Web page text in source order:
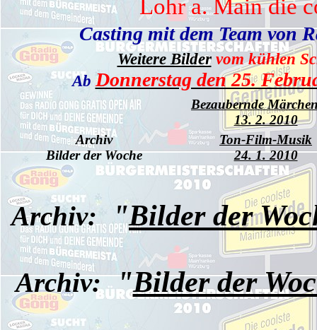
Lohr a. Main die
Casting mit dem Team von
Weitere Bilder vom kühlen
Ab Donnerstag den 25.
Bezaubernde
13. 2. 2010
Archiv
Bilder der Woche
Ton-Film-Musik
24. 1. 2010
Archiv: "Bilder der
Archiv:"Bilder der